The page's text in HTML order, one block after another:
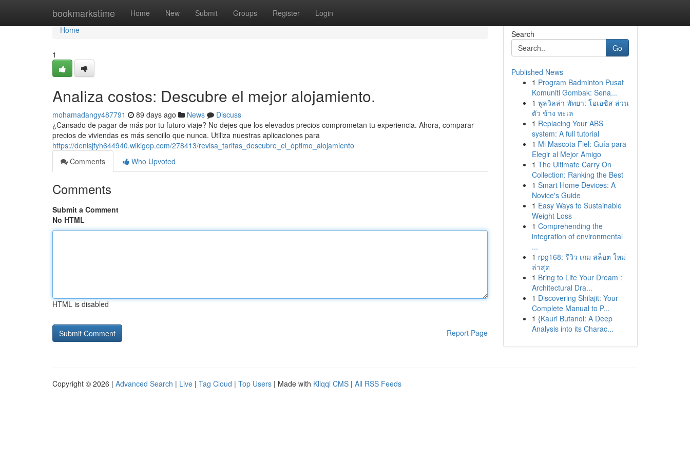
bookmarkstime Home New Submit Groups Register Login
Home
Home
1
Analiza costos: Descubre el mejor alojamiento.
mohamadangy487791 89 days ago News
Discuss
¿Cansado de pagar de más por tu futuro viaje? No dejes que los elevados precios comprometan tu experiencia. Ahora, comparar
precios de viviendas es más sencillo que nunca. Utiliza nuestras aplicaciones para
https://denisjfyh644940.wikigop.com/278413/revisa_tarifas_descubre_el_óptimo_alojamiento
Comments
Who Upvoted
Comments
Submit a Comment
No HTML
HTML is disabled
Report Page
Search
Go
Published News
1 Program Badminton Pusat
Komuniti Gombak: Sena...
1 พูลวิลล่า พัทยา: โอเอซิส ส่วน
ตัว ข้าง ทะเล
1 Replacing Your ABS
system: A full tutorial
1 Mi Mascota Fiel: Guía para
Elegir al Mejor Amigo
1 The Ultimate Carry On
Collection: Ranking the Best
1 Smart Home Devices: A
Novice's Guide
1 Easy Ways to Sustainable
Weight Loss
1 Comprehending the
integration of environmental
...
1 rpg168: รีวิว เกม สล็อต ใหม่
ล่าสุด
1 Bring to Life Your Dream :
Architectural Dra...
1 Discovering Shilajit: Your
Complete Manual to P...
1 {Kauri Butanol: A Deep
Analysis into its Charac...
Copyright © 2026 | Advanced Search | Live | Tag Cloud | Top Users | Made with Kliqqi CMS | All RSS Feeds